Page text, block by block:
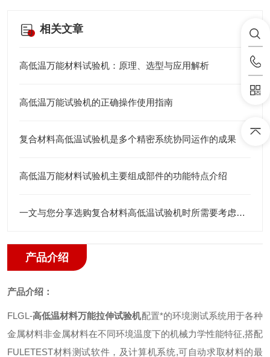
相关文章
高低温万能材料试验机：原理、选型与应用解析
高低温万能试验机的正确操作使用指南
复合材料高低温试验机是多个精密系统协同运作的成果
高低温万能材料试验机主要组成部件的功能特点介绍
一文与您分享选购复合材料高低温试验机时所需要考虑的关键因素
产品介绍
产品介绍：
FLGL-高低温材料万能拉伸试验机配置*的环境测试系统用于各种
金属材料非金属材料在不同环境温度下的机械力学性能特征,搭配
FULETEST材料测试软件 ， 及计算机系统,可自动求取材料的最